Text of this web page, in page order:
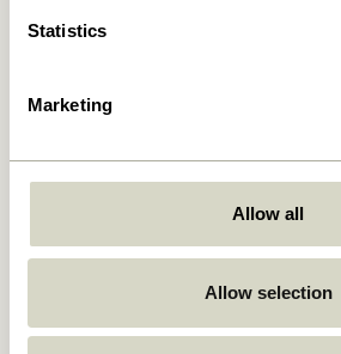
Statistics
Marketing
Allow all
Allow selection
1.049,00kr.839,20kr.
Shack